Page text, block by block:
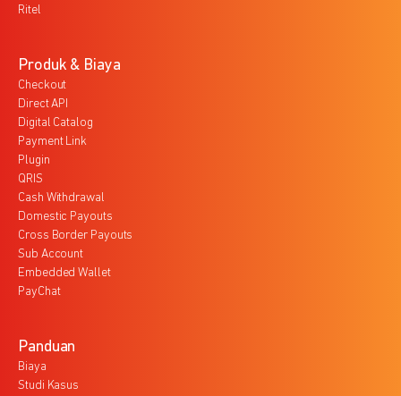
Ritel
Produk & Biaya
Checkout
Direct API
Digital Catalog
Payment Link
Plugin
QRIS
Cash Withdrawal
Domestic Payouts
Cross Border Payouts
Sub Account
Embedded Wallet
PayChat
Panduan
Biaya
Studi Kasus